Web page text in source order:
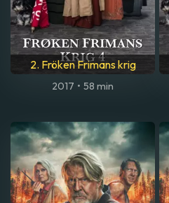
2. Fröken Frimans krig
2017 • 58 min